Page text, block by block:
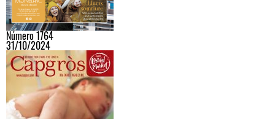
Número 1764
31/10/2024